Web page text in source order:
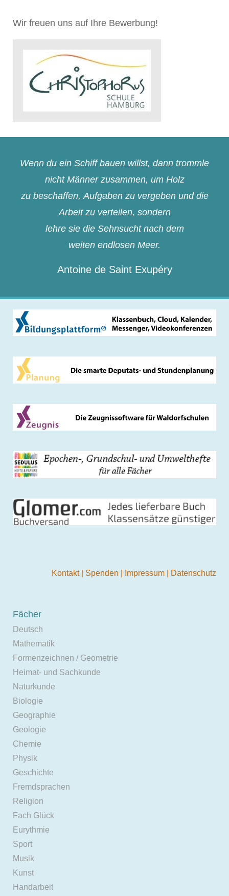
Wir freuen uns auf Ihre Bewerbung!
Wenn du ein Schiff bauen willst, dann trommle
nicht Männer zusammen, um Holz
zu beschaffen, Aufgaben zu vergeben und die
Arbeit zu verteilen, sondern
lehre sie die Sehnsucht nach dem
weiten endlosen Meer.
Antoine de Saint Exupéry
Kontakt Spenden Impressum Datenschutz
Fächer
Deutsch
Mathematik
Formenzeichnen / Geometrie
Heimat- und Sachkunde
Naturkunde
Biologie
Geographie
Geologie
Chemie
Physik
Geschichte
Fremdsprachen
Religion
Fach Glück
Eurythmie
Sport
Musik
Kunst
Handarbeit